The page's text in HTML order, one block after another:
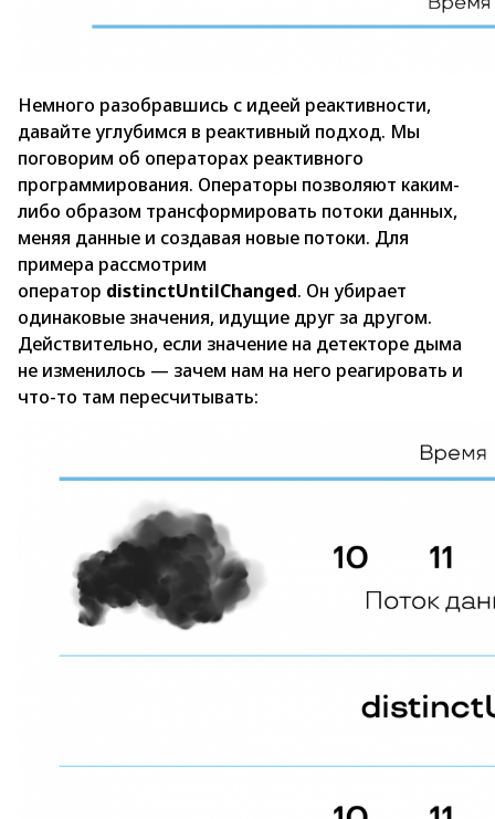
Немного разобравшись с идеей реактивности,
давайте углубимся в реактивный подход. Мы
поговорим об операторах реактивного
программирования. Операторы позволяют каким-
либо образом трансформировать потоки данных,
меняя данные и создавая новые потоки. Для
примера рассмотрим
оператор distinctUntilChanged. Он убирает
одинаковые значения, идущие друг за другом.
Действительно, если значение на детекторе дыма
не изменилось — зачем нам на него реагировать и
что-то там пересчитывать: